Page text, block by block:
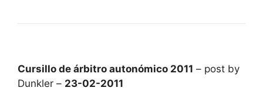
Cursillo de árbitro autonómico 2011 – post by
Dunkler – 23-02-2011